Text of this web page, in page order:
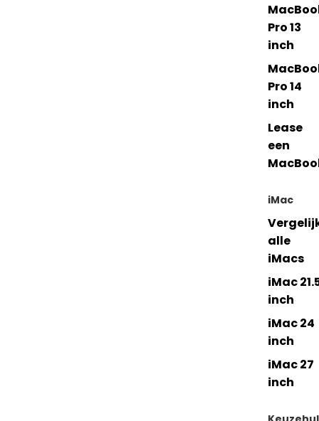
Pro 13
inch
Pro 14
inch
Lease
een
iMac
alle
iMacs
iMac
inch
iMac 24
inch
iMac 27
inch